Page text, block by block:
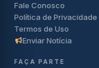
Fale Conosco
Política de Privacidade
Termos de Uso
Enviar Notícia
FAÇA PARTE